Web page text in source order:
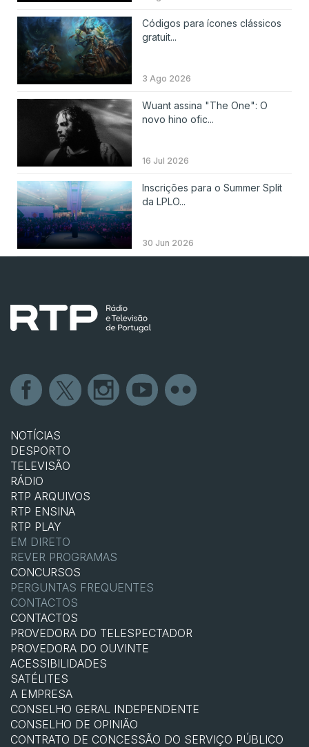
Códigos para ícones clássicos
gratuit...
3 Ago 2026
Wuant assina "The One": O
novo hino ofic...
16 Jul 2026
Inscrições para o Summer Split
da LPLO...
30 Jun 2026
NOTÍCIAS
DESPORTO
TELEVISÃO
RÁDIO
RTP ARQUIVOS
RTP ENSINA
RTP PLAY
EM DIRETO
REVER PROGRAMAS
CONCURSOS
PERGUNTAS FREQUENTES
CONTACTOS
CONTACTOS
PROVEDORA DO TELESPECTADOR
PROVEDORA DO OUVINTE
ACESSIBILIDADES
SATÉLITES
A EMPRESA
CONSELHO GERAL INDEPENDENTE
CONSELHO DE OPINIÃO
CONTRATO DE CONCESSÃO DO SERVIÇO PÚBLICO